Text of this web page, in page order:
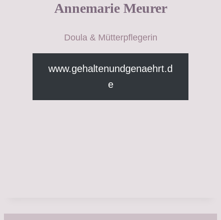
Annemarie Meurer
Doula & Mütterpflegerin
www.gehaltenundgenaehrt.d
e